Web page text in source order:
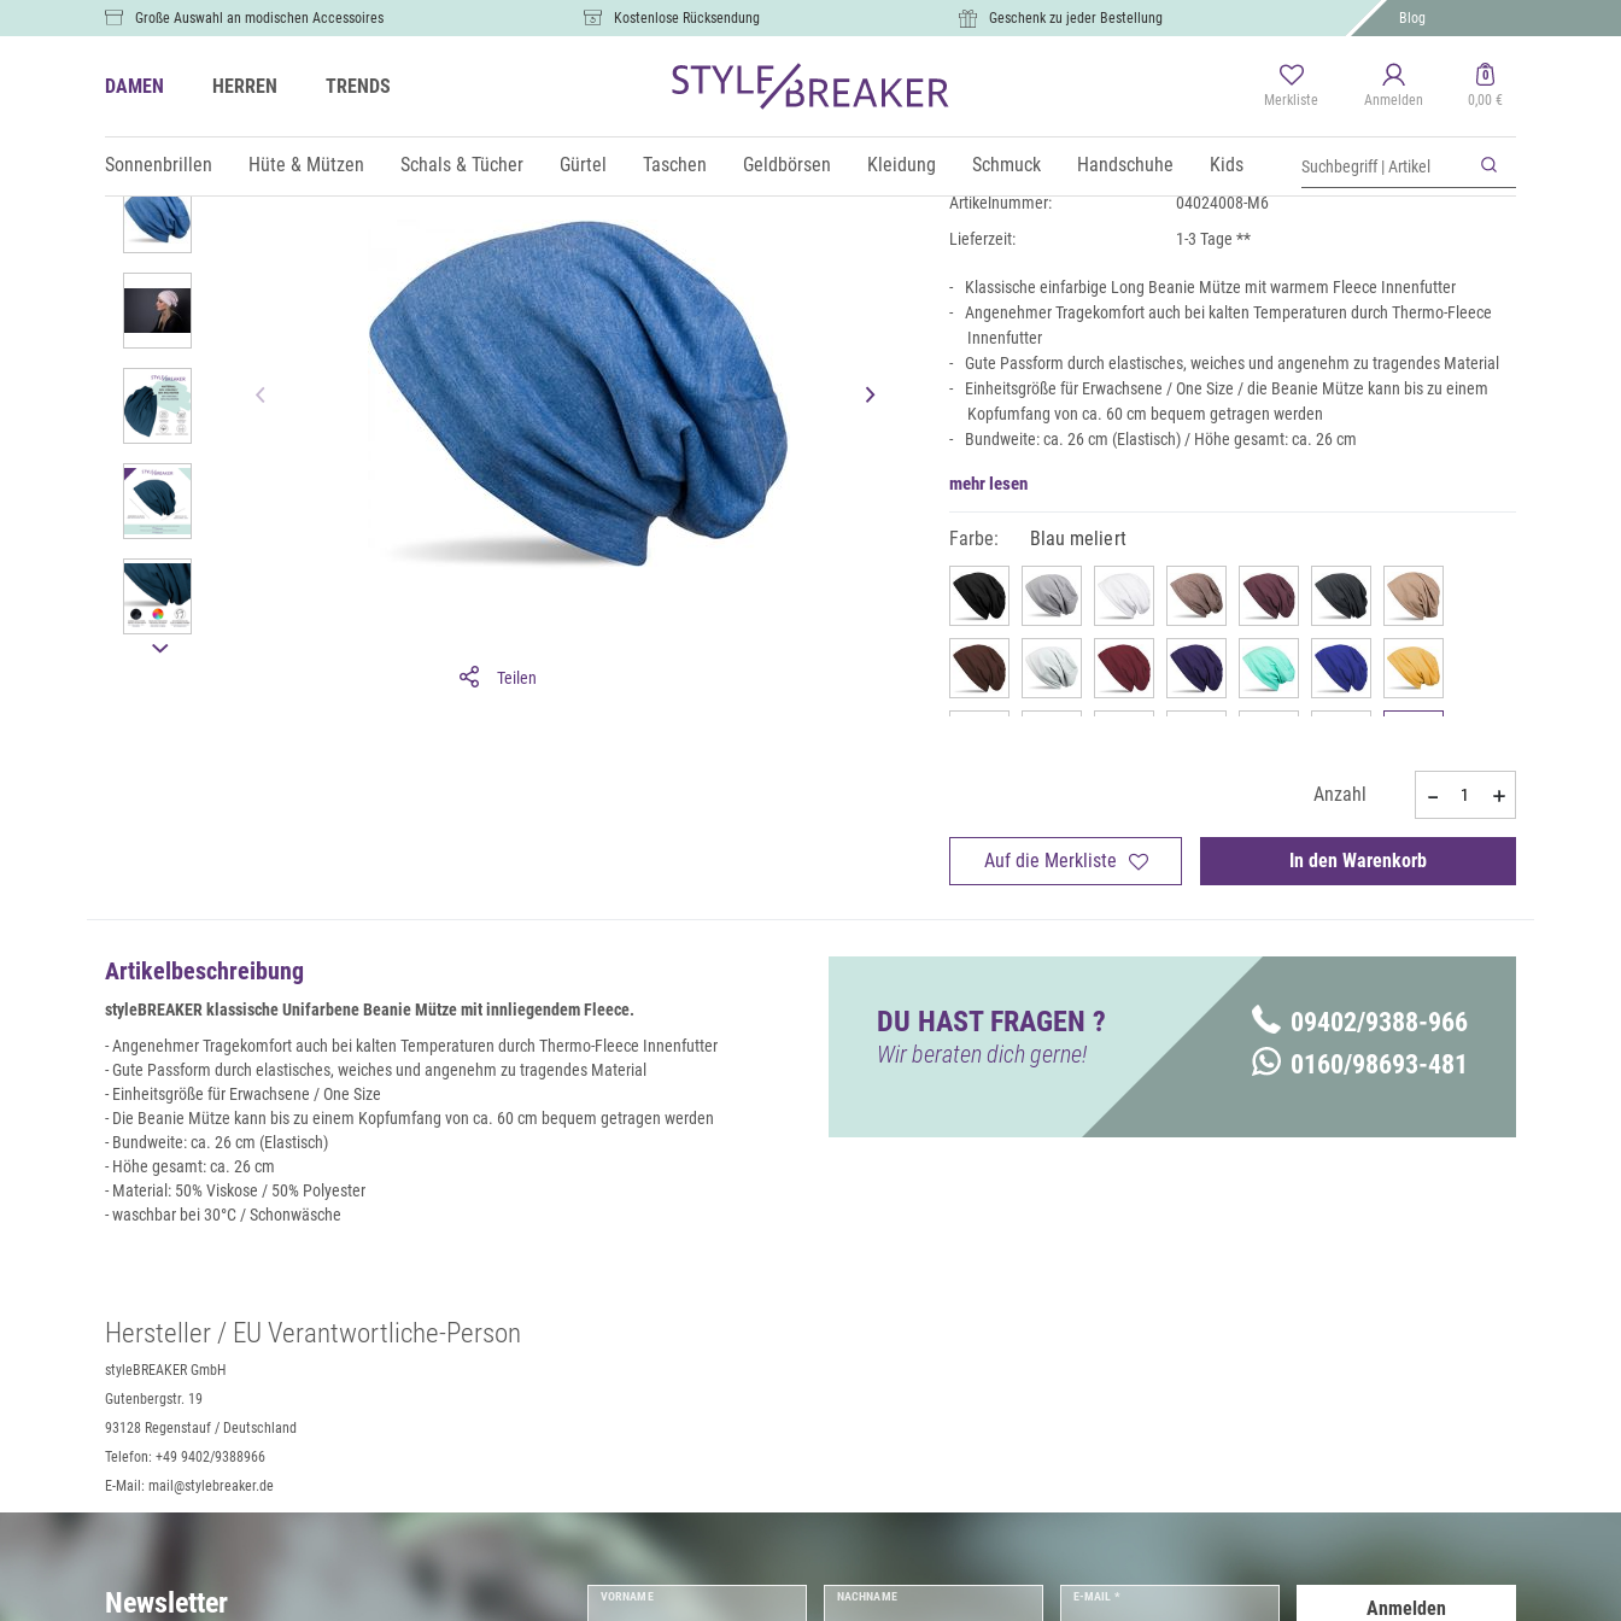
Große Auswahl an modischen Accessoires Kostenlose Rücksendung Geschenk zu jeder Bestellung Blog
DAMEN HERREN TRENDS
Merkliste Anmelden
0
0,00 €
Sonnenbrillen Hüte & Mützen Schals & Tücher Gürtel Taschen Geldbörsen Kleidung Schmuck Handschuhe Kids
Teilen
Unifarbene Beanie Mütze mit Fleece
11,99 €
inkl. MwSt., zzgl.Versand
Artikelnummer:
04024008-M6
Lieferzeit:
1-3 Tage **
Klassische einfarbige Long Beanie Mütze mit warmem Fleece Innenfutter
Angenehmer Tragekomfort auch bei kalten Temperaturen durch Thermo-Fleece
Innenfutter
Gute Passform durch elastisches, weiches und angenehm zu tragendes Material
Einheitsgröße für Erwachsene / One Size / die Beanie Mütze kann bis zu einem
Kopfumfang von ca. 60 cm bequem getragen werden
Bundweite: ca. 26 cm (Elastisch) / Höhe gesamt: ca. 26 cm
mehr lesen
Farbe: Blau meliert
Anzahl
Auf die Merkliste In den Warenkorb
Artikelbeschreibung
styleBREAKER klassische Unifarbene Beanie Mütze mit innliegendem Fleece.
- Angenehmer Tragekomfort auch bei kalten Temperaturen durch Thermo-Fleece Innenfutter
- Gute Passform durch elastisches, weiches und angenehm zu tragendes Material
- Einheitsgröße für Erwachsene / One Size
- Die Beanie Mütze kann bis zu einem Kopfumfang von ca. 60 cm bequem getragen werden
- Bundweite: ca. 26 cm (Elastisch)
- Höhe gesamt: ca. 26 cm
- Material: 50% Viskose / 50% Polyester
- waschbar bei 30°C / Schonwäsche
DU HAST FRAGEN ?
Wir beraten dich gerne!
09402/9388-966
0160/98693-481
Hersteller / EU Verantwortliche-Person
styleBREAKER GmbH
Gutenbergstr. 19
93128 Regenstauf / Deutschland
Telefon: +49 9402/9388966
E-Mail: mail@stylebreaker.de
Newsletter VORNAME NACHNAME E-MAIL *
Anmelden